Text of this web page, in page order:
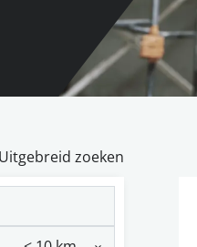
Uitgebreid zoeken